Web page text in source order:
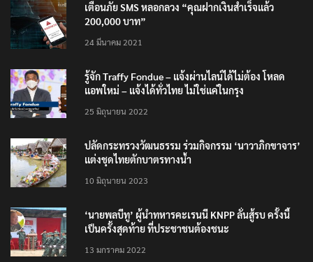
เตือนภัย SMS หลอกลวง “คุณฝากเงินสำเร็จแล้ว
200,000 บาท”
24 มีนาคม 2021
รู้จัก Traffy Fondue – แจ้งผ่านไลน์ได้ไม่ต้อง โหลด
แอพใหม่ – แจ้งได้ทั่วไทย ไม่ใช่แค่ในกรุง
25 มิถุนายน 2022
ปลัดกระทรวงวัฒนธรรม ร่วมกิจกรรม ‘นาวาภิกขาจาร’
แต่งชุดไทยตักบาตรทางน้ำ
10 มิถุนายน 2023
‘นายพลบีทู’ ผู้นำทหารคะเรนนี KNPP ลั่นสู้รบ ครั้งนี้
เป็นครั้งสุดท้าย ที่ประชาชนต้องชนะ
13 มกราคม 2022